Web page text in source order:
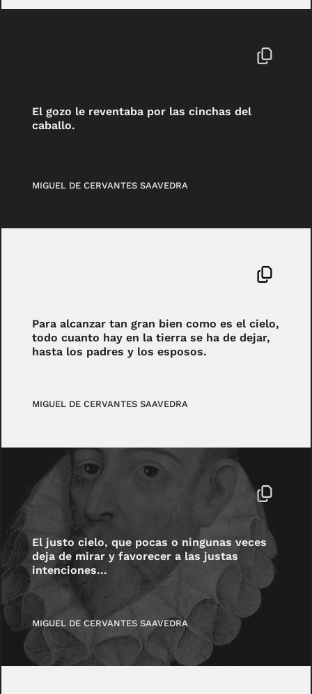
El gozo le reventaba por las cinchas del
caballo.
MIGUEL DE CERVANTES SAAVEDRA
Para alcanzar tan gran bien como es el cielo,
todo cuanto hay en la tierra se ha de dejar,
hasta los padres y los esposos.
MIGUEL DE CERVANTES SAAVEDRA
El justo cielo, que pocas o ningunas veces
deja de mirar y favorecer a las justas
intenciones…
MIGUEL DE CERVANTES SAAVEDRA